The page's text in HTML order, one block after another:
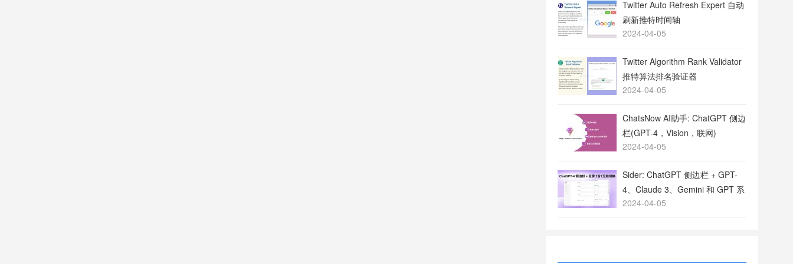
Twitter Auto Refresh Expert 自动
刷新推特时间轴
2024-04-05
Twitter Algorithm Rank Validator
推特算法排名验证器
2024-04-05
ChatsNow AI助手: ChatGPT 侧边
栏(GPT-4，Vision，联网)
2024-04-05
Sider: ChatGPT 侧边栏 + GPT-
4、Claude 3、Gemini 和 GPT 系
列
2024-04-05